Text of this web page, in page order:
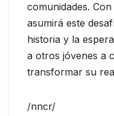
comunidades.
asumirá este
historia y la
a otros jóvenes a
transformar su
/nncr/